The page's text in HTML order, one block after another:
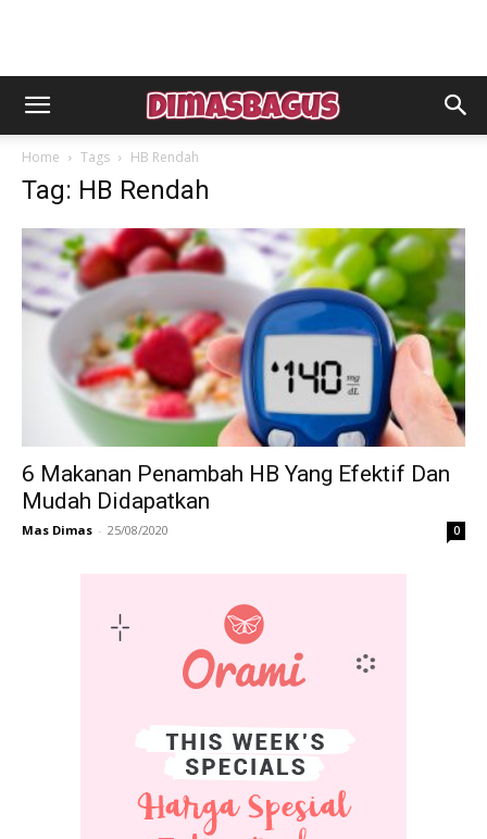
Home Tags HB Rendah
Tag: HB Rendah
6 Makanan Penambah HB Yang Efektif Dan
Mudah Didapatkan
Mas Dimas - 25/08/2020 0